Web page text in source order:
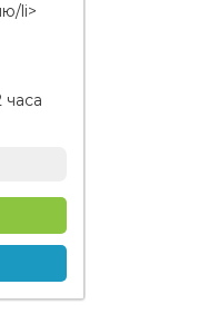
li>